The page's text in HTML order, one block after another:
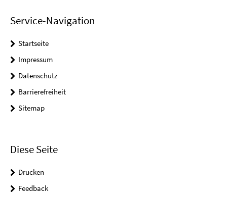
Service-Navigation
Startseite
Impressum
Datenschutz
Barrierefreiheit
Sitemap
Diese Seite
Drucken
Feedback